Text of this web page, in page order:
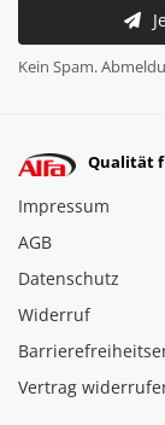
Kein Spam.
Qualität
Impressum
AGB
Datenschutz
Widerruf
Vertrag